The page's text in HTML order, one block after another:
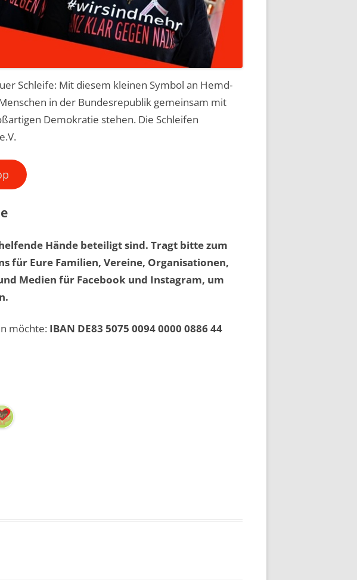
Schleife: Mit diesem kleinen Symbol an Hemd-
in der Bundesrepublik gemeinsam mit
Demokratie stehen. Die Schleifen
Hände beteiligt sind. Tragt bitte zum
für Eure Familien, Vereine, Organisationen,
Medien für Facebook und Instagram, um
möchte: IBAN DE83 5075 0094 0000 0886 44